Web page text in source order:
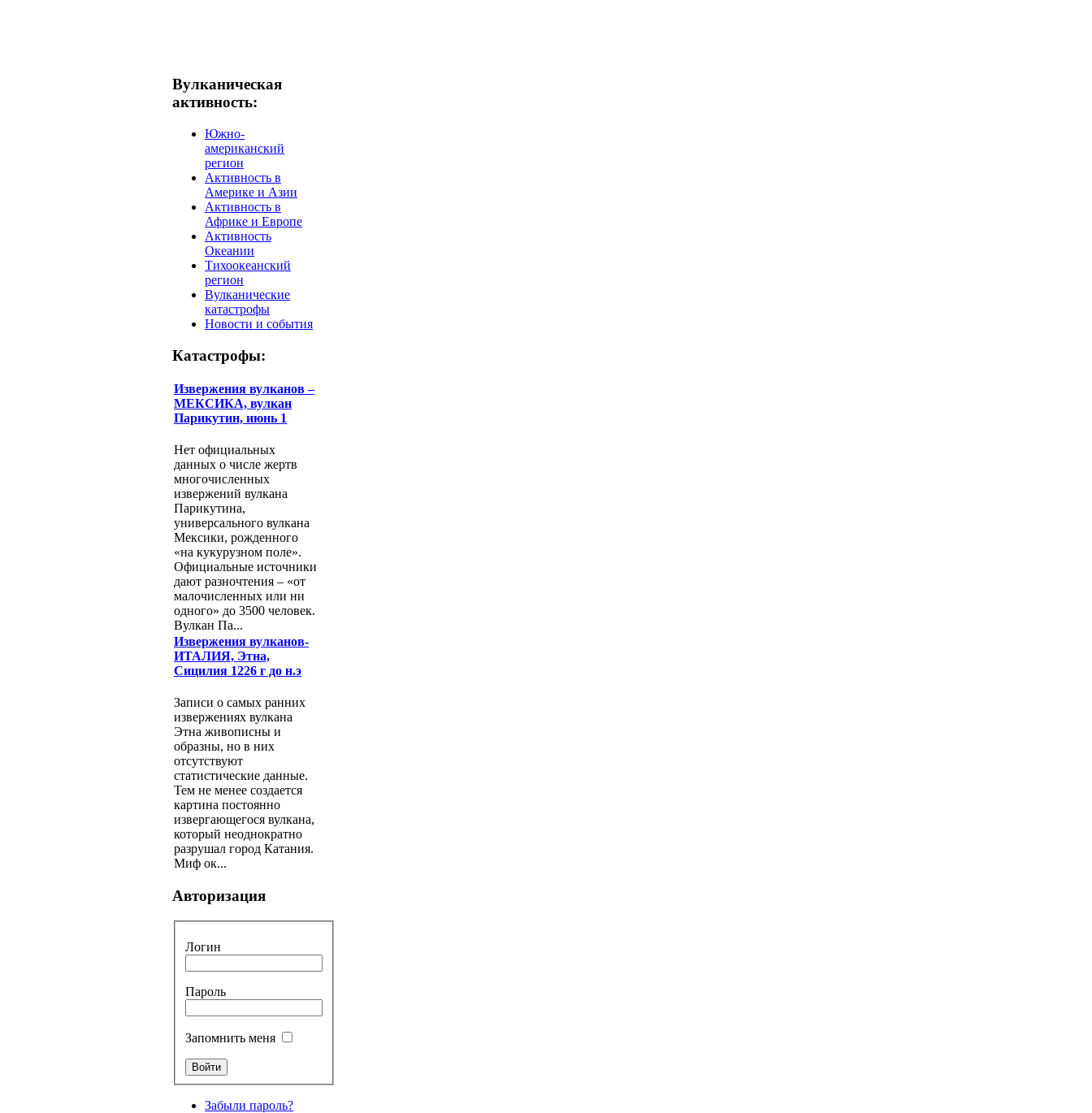
Вулканическая
активность:
Южно-
американский
регион
Активность в
Америке и Азии
Активность в
Африке и Европе
Активность
Океании
Тихоокеанский
регион
Вулканические
катастрофы
Новости и события
Катастрофы:
Извержения вулканов –
МЕКСИКА, вулкан
Парикутин, июнь 1
Нет официальных
данных о числе жертв
многочисленных
извержений вулкана
Парикутина,
универсального вулкана
Мексики, рожденного
«на кукурузном поле».
Официальные источники
дают разночтения – «от
малочисленных или ни
одного» до 3500 человек.
Вулкан Па...
Извержения вулканов-
ИТАЛИЯ, Этна,
Сицилия 1226 г до н.э
Записи о самых ранних
извержениях вулкана
Этна живописны и
образны, но в них
отсутствуют
статистические данные.
Тем не менее создается
картина постоянно
извергающегося вулкана,
который неоднократно
разрушал город Катания.
Миф ок...
Авторизация
Логин
Пароль
Запомнить меня
Забыли пароль?